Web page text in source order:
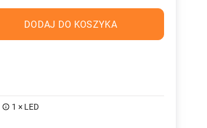
DODAJ DO KOSZYKA
1 × LED